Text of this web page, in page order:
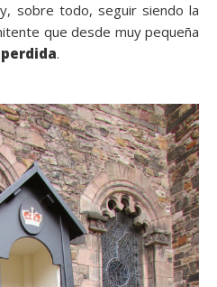
sobre todo, seguir siendo la
que desde muy pequeña
.